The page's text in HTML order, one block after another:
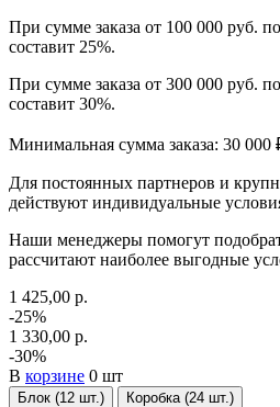
При сумме заказа от 100 000 руб.
составит 25%.
При сумме заказа от 300 000 руб.
составит 30%.
Минимальная сумма заказа: 30 000
Для постоянных партнеров и
действуют индивидуальные
Наши менеджеры помогут
рассчитают наиболее выгодные
1 425,00 р.
-25%
1 330,00 р.
-30%
В корзине 0 шт
Блок (12 шт.) Коробка (24 шт.)